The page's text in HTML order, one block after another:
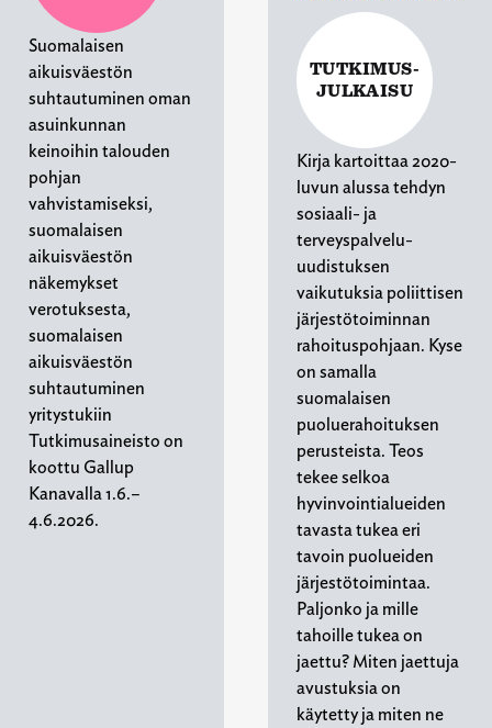
Suomalaisen
aikuisväestön
suhtautuminen oman
asuinkunnan
keinoihin talouden
pohjan
vahvistamiseksi,
suomalaisen
aikuisväestön
näkemykset
verotuksesta,
suomalaisen
aikuisväestön
suhtautuminen
yritystukiin
Tutkimusaineisto on
koottu Gallup
Kanavalla 1.6.–
4.6.2026.
TUTKIMUS-
JULKAISU
Kirja kartoittaa 2020-
luvun alussa tehdyn
sosiaali- ja
terveyspalvelu-
uudistuksen
vaikutuksia poliittisen
järjestötoiminnan
rahoituspohjaan. Kyse
on samalla
suomalaisen
puoluerahoituksen
perusteista. Teos
tekee selkoa
hyvinvointialueiden
tavasta tukea eri
tavoin puolueiden
järjestötoimintaa.
Paljonko ja mille
tahoille tukea on
jaettu? Miten jaettuja
avustuksia on
käytetty ja miten ne